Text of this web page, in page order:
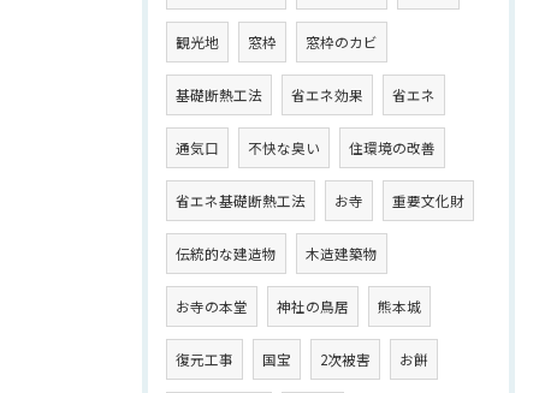
観光地 窓枠 窓枠のカビ
基礎断熱工法 省エネ効果 省エネ
通気口 不快な臭い 住環境の改善
省エネ基礎断熱工法 お寺 重要文化財
伝統的な建造物 木造建築物
お寺の本堂 神社の鳥居 熊本城
復元工事 国宝 2次被害 お餅